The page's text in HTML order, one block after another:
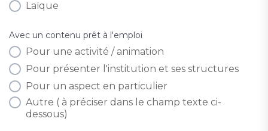
Laïque
Avec un contenu prêt à l'emploi
Pour une activité / animation
Pour présenter l'institution et ses structures
Pour un aspect en particulier
Autre ( à préciser dans le champ texte ci-
dessous)